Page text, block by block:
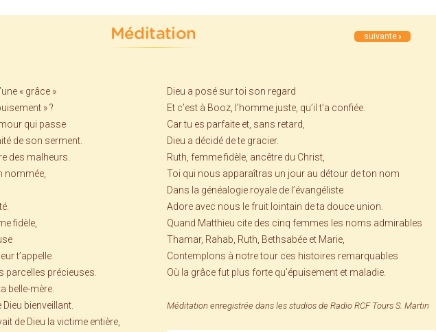
Méditation suivante
« grâce »
» ?
qui passe
de son serment.
des malheurs.
nommée,
fidèle,
t’appelle
parcelles précieuses.
belle-mère.
bienveillant.
de Dieu la victime entière,
Dieu a posé sur toi son regard
Et c’est à Booz, l’homme juste, qu’il t’a confiée.
Car tu es parfaite et, sans retard,
Dieu a décidé de te gracier.
Ruth, femme fidèle, ancêtre du Christ,
Toi qui nous apparaîtras un jour au détour de ton nom
Dans la généalogie royale de l’évangéliste
Adore avec nous le fruit lointain de ta douce union.
Quand Matthieu cite des cinq femmes les noms admirables
Thamar, Rahab, Ruth, Bethsabée et Marie,
Contemplons à notre tour ces histoires remarquables
Où la grâce fut plus forte qu’épuisement et maladie.
Méditation enregistrée dans les studios de Radio RCF Tours S. Martin